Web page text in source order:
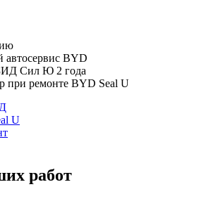
BYD
Сил Ю 2 года
при ремонте BYD Seal U
U
работ